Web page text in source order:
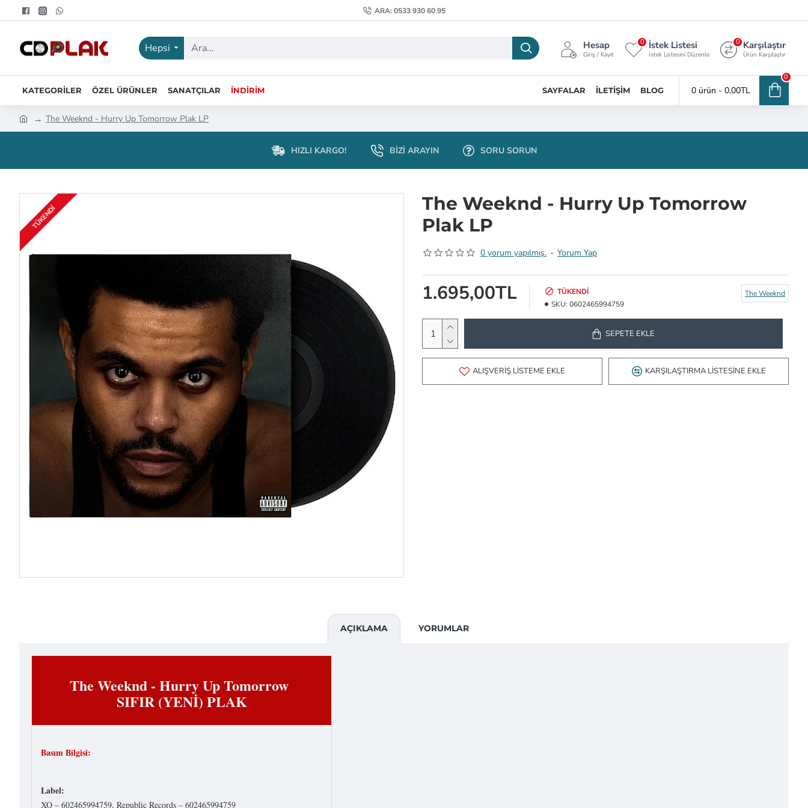
ARA: 0533 930 60 95
Hepsi Hesap
Giriş / Kayıt
İstek Listesi
İstek Listesini Düzenle
0 Karşılaştır
Ürün Karşılaştır
0
KATEGORILER ÖZEL ÜRÜNLER SANATÇILAR İNDIRIM SAYFALAR İLETIŞIM BLOG 0 ürün - 0,00TL
0
The Weeknd - Hurry Up Tomorrow Plak LP
HIZLI KARGO! BIZI ARAYIN SORU SORUN
TÜKENDI
The Weeknd - Hurry Up Tomorrow
Plak LP
0 yorum yapılmış. - Yorum Yap
1.695,00TL
TÜKENDI
SKU: 0602465994759
The Weeknd
SEPETE EKLE
ALIŞVERIŞ LISTEME EKLE KARŞILAŞTIRMA LISTESINE EKLE
AÇIKLAMA YORUMLAR
The Weeknd - Hurry Up Tomorrow
SIFIR (YENİ) PLAK
Basım Bilgisi:
Label:
XO – 602465994759, Republic Records – 602465994759